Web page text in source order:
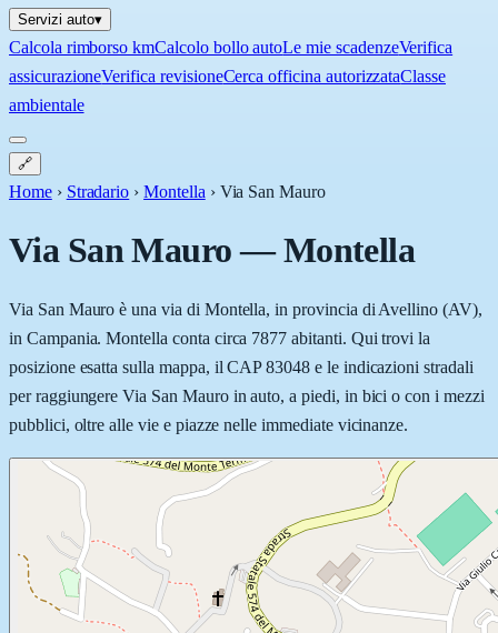
Servizi auto▾
Calcola rimborso kmCalcolo bollo autoLe mie scadenzeVerifica
assicurazioneVerifica revisioneCerca officina autorizzataClasse
ambientale
🔗
Home › Stradario › Montella › Via San Mauro
Via San Mauro—Montella
Via San Mauro è una via di Montella, in provincia di Avellino (AV),
in Campania. Montella conta circa 7877 abitanti. Qui trovi la
posizione esatta sulla mappa, il CAP 83048 e le indicazioni stradali
per raggiungere Via San Mauro in auto, a piedi, in bici o con i mezzi
pubblici, oltre alle vie e piazze nelle immediate vicinanze.